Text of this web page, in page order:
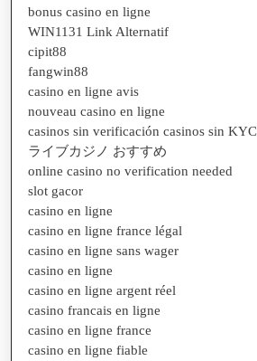
bonus casino en ligne
WIN1131 Link Alternatif
cipit88
fangwin88
casino en ligne avis
nouveau casino en ligne
casinos sin verificación casinos sin KYC
ライブカジノ おすすめ
online casino no verification needed
slot gacor
casino en ligne
casino en ligne france légal
casino en ligne sans wager
casino en ligne
casino en ligne argent réel
casino francais en ligne
casino en ligne france
casino en ligne fiable